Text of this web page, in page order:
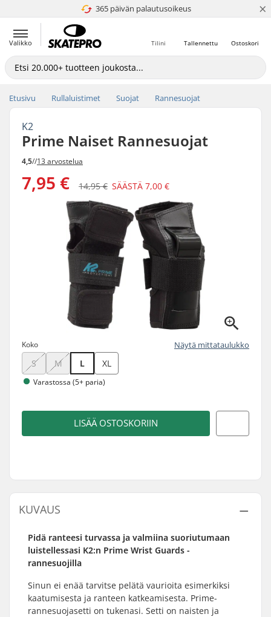
365 päivän palautusoikeus
4.8 / 5 ×
Valikko Ostoskori
Tallennettu
Tilini
Etusivu Rullaluistimet Suojat Rannesuojat
K2
Prime Naiset Rannesuojat
4,5//13 arvostelua
7,95 € 14,95 € SÄÄSTÄ 7,00 €
Koko Näytä mittataulukko
S M L XL
Varastossa (5+ paria)
LISÄÄ OSTOSKORIIN
KUVAUS
Pidä ranteesi turvassa ja valmiina suoriutumaan
luistellessasi K2:n Prime Wrist Guards -
rannesuojilla
Sinun ei enää tarvitse pelätä vaurioita esimerkiksi
kaatumisesta ja ranteen katkeamisesta. Prime-
rannesuojasetti on tukenasi. Setti on naisten ja